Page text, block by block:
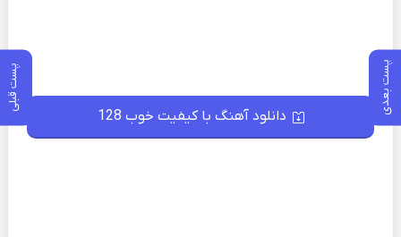
پست بعدی پست قبلی
دانلود آهنگ با کیفیت خوب 128